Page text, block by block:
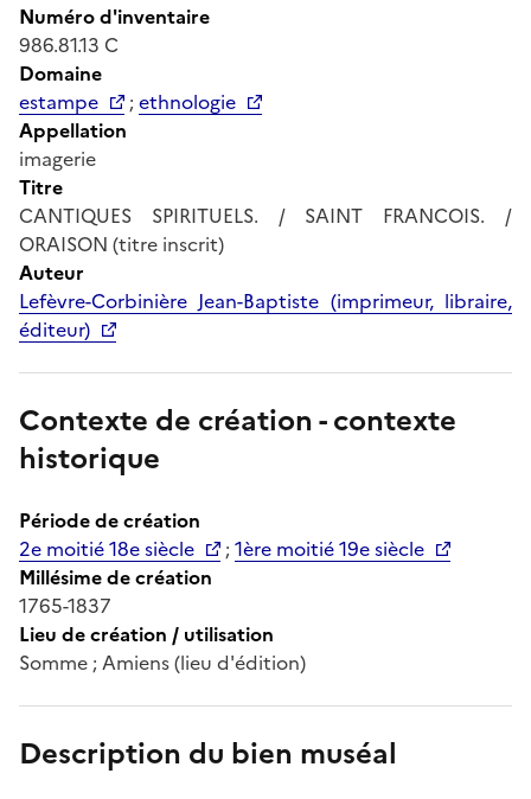
Numéro d'inventaire
986.81.13 C
Domaine
estampe
;ethnologie
Appellation
imagerie
Titre
CANTIQUES SPIRITUELS. / SAINT FRANCOIS. /
ORAISON (titre inscrit)
Auteur
Lefèvre-Corbinière Jean-Baptiste (imprimeur, libraire,
éditeur)
Contexte de création - contexte
historique
Période de création
2e moitié 18e siècle
;1ère moitié 19e siècle
Millésime de création
1765-1837
Lieu de création / utilisation
Somme ; Amiens (lieu d'édition)
Description du bien muséal